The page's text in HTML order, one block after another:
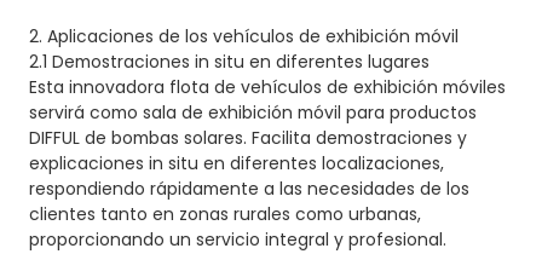
2. Aplicaciones de los vehículos de exhibición móvil
2.1 Demostraciones in situ en diferentes lugares
Esta innovadora flota de vehículos de exhibición móviles
servirá como sala de exhibición móvil para productos
DIFFUL de bombas solares. Facilita demostraciones y
explicaciones in situ en diferentes localizaciones,
respondiendo rápidamente a las necesidades de los
clientes tanto en zonas rurales como urbanas,
proporcionando un servicio integral y profesional.